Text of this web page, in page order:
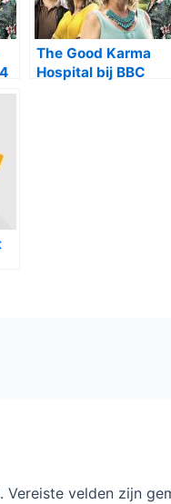
The Good Karma
Hospital bij BBC
Vereiste velden zijn